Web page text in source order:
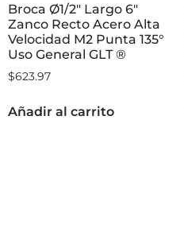
Broca Ø1/2″ Largo 6″
Zanco Recto Acero Alta
Velocidad M2 Punta 135°
Uso General GLT ®
$623.97
Añadir al carrito